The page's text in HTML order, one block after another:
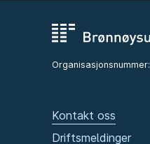
Organisasjonsnummer:
Kontakt oss
Driftsmeldinger